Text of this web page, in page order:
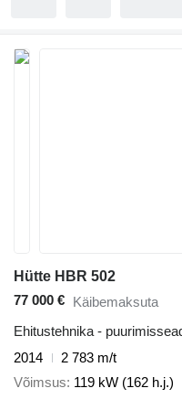
Hütte HBR 502
77 000 € Käibemaksuta
Ehitustehnika -
2014
2 783 m/t
Võimsus 119 kW (162 h.j.)